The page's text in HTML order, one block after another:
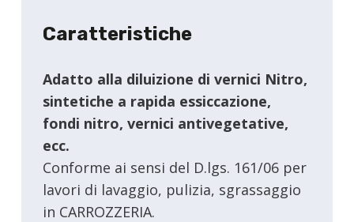
Caratteristiche
Adatto alla diluizione di vernici Nitro,
sintetiche a rapida essiccazione,
fondi nitro, vernici antivegetative,
ecc.
Conforme ai sensi del D.lgs. 161/06 per
lavori di lavaggio, pulizia, sgrassaggio
in CARROZZERIA.